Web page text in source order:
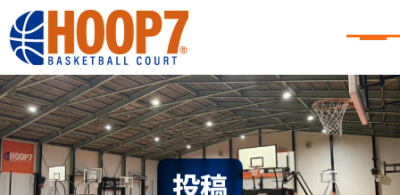
大阪・東大阪・堺のバスケコートレンタル｜HOOP7
大阪・東大阪・堺のバスケコート
レンタル｜HOOP7
HOME
初めての方へ
東大阪店
堺店
大会・イベント情報
HOOPERSスクール
投稿